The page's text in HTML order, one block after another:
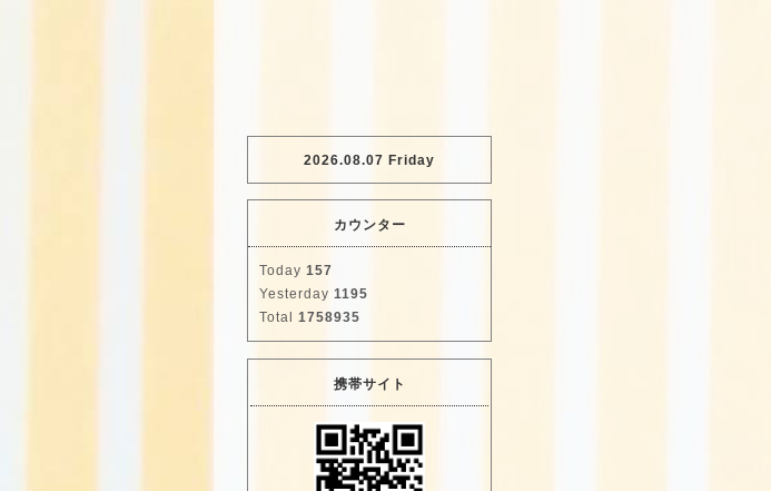
2026.08.07 Friday
カウンター
Today 157
Yesterday 1195
Total 1758935
携帯サイト